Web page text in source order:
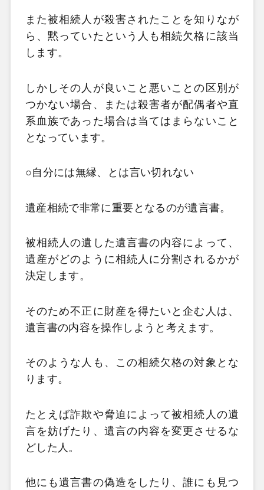
また被相続人が殺害されたことを知りなが
ら、黙っていたという人も相続欠格に該当
します。
しかしその人が良いこと悪いことの区別が
つかない場合、または殺害者が配偶者や直
系血族であった場合は当てはまらないこと
となっています。
○自分には無縁、とは言い切れない
遺産相続で非常に重要となるのが遺言書。
被相続人の遺した遺言書の内容によって、
遺産がどのように相続人に分割されるかが
決定します。
そのため不正に財産を得たいと企む人は、
遺言書の内容を操作しようと考えます。
そのような人も、この相続欠格の対象とな
ります。
たとえば詐欺や脅迫によって被相続人の遺
言を妨げたり、遺言の内容を変更させるな
どした人。
他にも遺言書の偽造をしたり、誰にも見つ